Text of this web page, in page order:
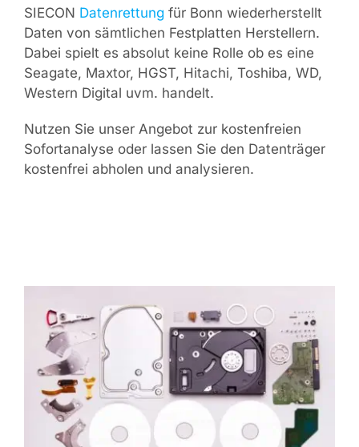
SIECON Datenrettungfür Bonn wiederherstellt
Daten von sämtlichen Festplatten Herstellern.
Dabei spielt es absolut keine Rolle ob es eine
Seagate, Maxtor, HGST, Hitachi, Toshiba, WD,
Western Digital uvm. handelt.
Nutzen Sie unser Angebot zur kostenfreien
Sofortanalyse oder lassen Sie den Datenträger
kostenfrei abholen und analysieren.